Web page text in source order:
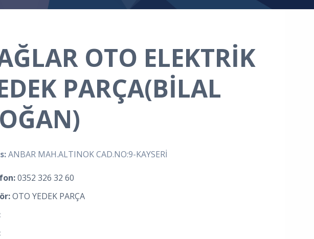
OTO ELEKTRİK
PARÇA(BİLAL
ANBAR MAH.ALTINOK CAD.NO:9-KAYSERİ
0352 326 32 60
OTO YEDEK PARÇA